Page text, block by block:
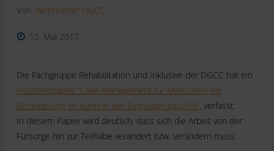
Von Webmaster DGCC
15. Mai 2017
Die Fachgruppe Rehabilitation und Inklusive der DGCC hat ein
Positionspapier “Case Management für Menschen mit
Behinderung im Kontext der Eingliederungshilfe” verfasst.
In diesem Papier wird deutlich, dass sich die Arbeit von der
Fürsorge hin zur Teilhabe verändert bzw. verändern muss.